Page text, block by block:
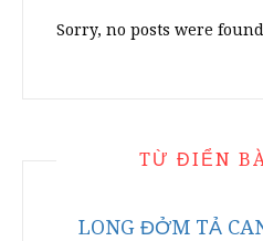
Sorry, no posts were
TỪ ĐIỂN
LONG ĐỞM TẢ